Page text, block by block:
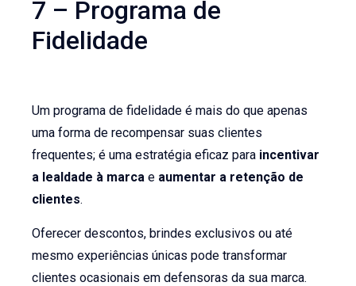
7 – Programa de
Fidelidade
Um programa de fidelidade é mais do que apenas
uma forma de recompensar suas clientes
frequentes; é uma estratégia eficaz para incentivar
a lealdade à marca e aumentar a retenção de
clientes.
Oferecer descontos, brindes exclusivos ou até
mesmo experiências únicas pode transformar
clientes ocasionais em defensoras da sua marca.